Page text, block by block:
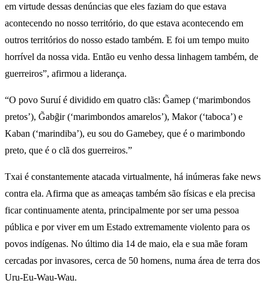
em virtude dessas denúncias que eles faziam do que estava
acontecendo no nosso território, do que estava acontecendo em
outros territórios do nosso estado também. E foi um tempo muito
horrível da nossa vida. Então eu venho dessa linhagem também, de
guerreiros”, afirmou a liderança.
“O povo Suruí é dividido em quatro clãs: G̃amep (‘marimbondos
pretos’), G̃abg̃ir (‘marimbondos amarelos’), Makor (‘taboca’) e
Kaban (‘marindiba’), eu sou do Gamebey, que é o marimbondo
preto, que é o clã dos guerreiros.”
Txai é constantemente atacada virtualmente, há inúmeras fake news
contra ela. Afirma que as ameaças também são físicas e ela precisa
ficar continuamente atenta, principalmente por ser uma pessoa
pública e por viver em um Estado extremamente violento para os
povos indígenas. No último dia 14 de maio, ela e sua mãe foram
cercadas por invasores, cerca de 50 homens, numa área de terra dos
Uru-Eu-Wau-Wau.